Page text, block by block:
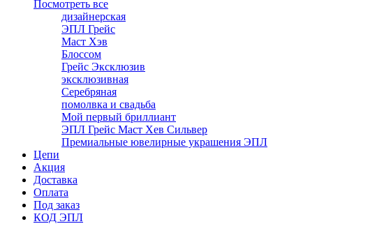
Посмотреть все
дизайнерская
ЭПЛ Грейс
Маст Хэв
Блоссом
Грейс Эксклюзив
эксклюзивная
Серебряная
помолвка и свадьба
Мой первый бриллиант
ЭПЛ Грейс Маст Хев Сильвер
Премиальные ювелирные украшения ЭПЛ
Цепи
Акция
Доставка
Оплата
Под заказ
КОД ЭПЛ